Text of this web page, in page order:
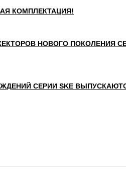
КОМПЛЕКТАЦИЯ!
НОВОГО ПОКОЛЕНИЯ
СЕРИИ SKE